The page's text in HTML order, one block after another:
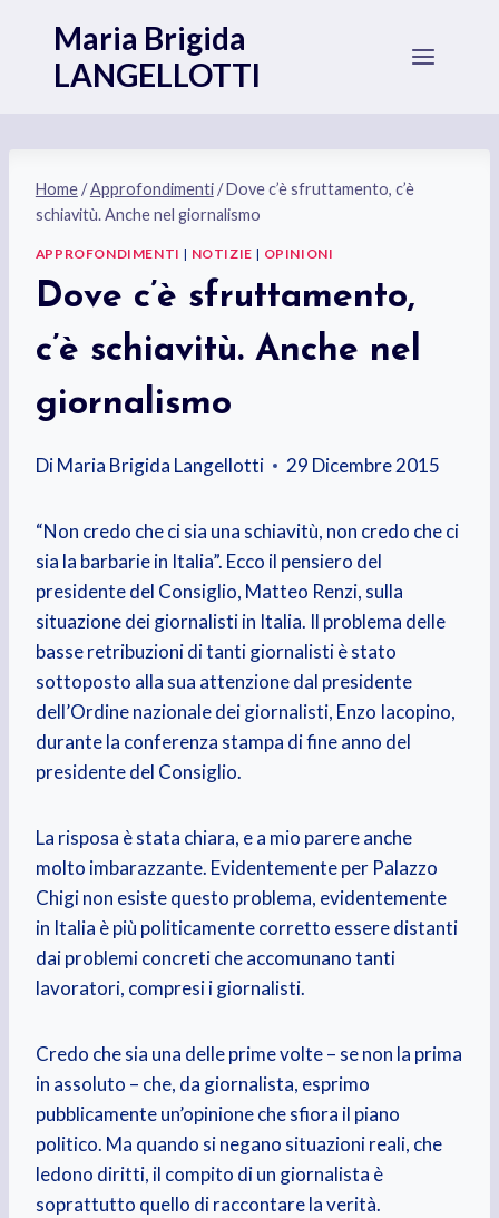
contenuto
Maria Brigida
LANGELLOTTI
Home/Approfondimenti/Dove c’è sfruttamento, c’è
schiavitù. Anche nel giornalismo
APPROFONDIMENTI | NOTIZIE | OPINIONI
Dove c’è sfruttamento,
c’è schiavitù. Anche nel
giornalismo
DiMaria Brigida Langellotti 29 Dicembre 2015
“Non credo che ci sia una schiavitù, non credo che ci
sia la barbarie in Italia”. Ecco il pensiero del
presidente del Consiglio, Matteo Renzi, sulla
situazione dei giornalisti in Italia. Il problema delle
basse retribuzioni di tanti giornalisti è stato
sottoposto alla sua attenzione dal presidente
dell’Ordine nazionale dei giornalisti, Enzo Iacopino,
durante la conferenza stampa di fine anno del
presidente del Consiglio.
La risposa è stata chiara, e a mio parere anche
molto imbarazzante. Evidentemente per Palazzo
Chigi non esiste questo problema, evidentemente
in Italia è più politicamente corretto essere distanti
dai problemi concreti che accomunano tanti
lavoratori, compresi i giornalisti.
Credo che sia una delle prime volte – se non la prima
in assoluto – che, da giornalista, esprimo
pubblicamente un’opinione che sfiora il piano
politico. Ma quando si negano situazioni reali, che
ledono diritti, il compito di un giornalista è
soprattutto quello di raccontare la verità.